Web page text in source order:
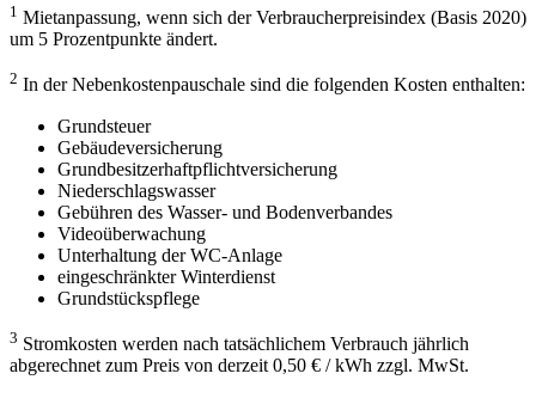
1 Mietanpassung, wenn sich der Verbraucherpreisindex (Basis 2020)
um 5 Prozentpunkte ändert.
2 In der Nebenkostenpauschale sind die folgenden Kosten enthalten:
Grundsteuer
Gebäudeversicherung
Grundbesitzerhaftpflichtversicherung
Niederschlagswasser
Gebühren des Wasser- und Bodenverbandes
Videoüberwachung
Unterhaltung der WC-Anlage
eingeschränkter Winterdienst
Grundstückspflege
3 Stromkosten werden nach tatsächlichem Verbrauch jährlich
abgerechnet zum Preis von derzeit 0,50 € / kWh zzgl. MwSt.